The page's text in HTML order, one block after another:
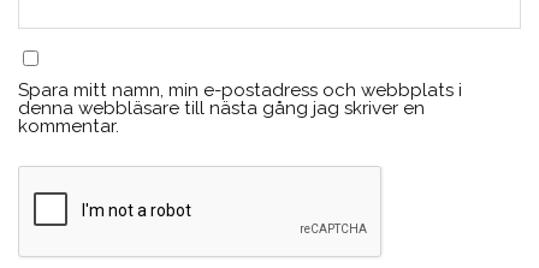
Spara mitt namn, min e-postadress och webbplats i
denna webbläsare till nästa gång jag skriver en
kommentar.